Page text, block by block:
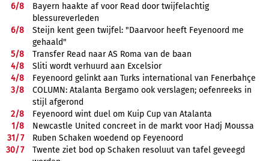
6/8
Bayern haakte af voor Read door twijfelachtig
blessureverleden
6/8
Steijn kent geen twijfel: "Daarvoor heeft Feyenoord me
gehaald"
5/8
Transfer Read naar AS Roma van de baan
4/8
Sliti wordt verhuurd aan Excelsior
4/8
Feyenoord gelinkt aan Turks international van Fenerbahçe
3/8
COLUMN: Atalanta Bergamo ook verslagen; oefenreeks in
stijl afgerond
2/8
Feyenoord wint duel om Kuip Cup van Atalanta
1/8
Newcastle United concreet in de markt voor Hadj Moussa
31/7
Ruben Schaken woedend op Feyenoord
30/7
Twente ziet bod op Schaken resoluut van tafel geveegd